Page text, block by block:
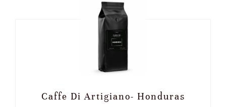
Caffe Di Artigiano- Honduras